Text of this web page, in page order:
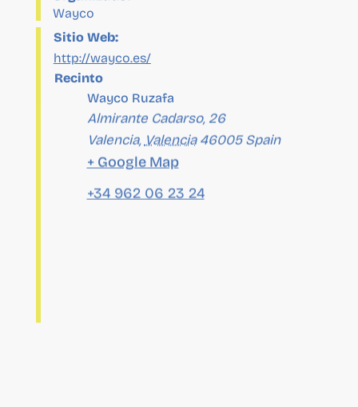
http://wayco.es/
Recinto
Wayco Ruzafa
Almirante Cadarso, 26
Valencia, Valencia
+ Google Map
+34 962 06 23 24